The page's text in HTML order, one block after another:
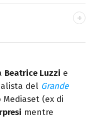
mancare, il
dell'inquietudine
un romanzo di
Beatrice Luzzi e
del Grande
(ex di
mentre